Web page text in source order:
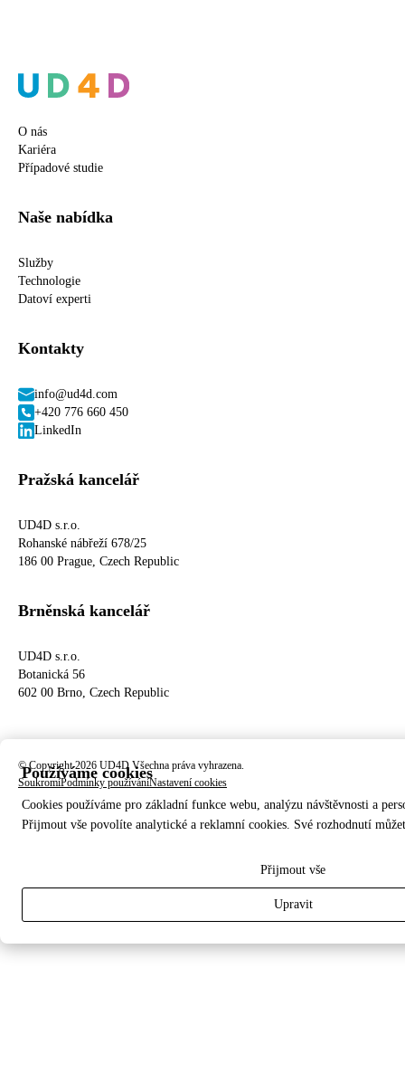
O nás
Kariéra
Případové studie
Naše nabídka
Služby
Technologie
Datoví experti
Kontakty
info@ud4d.com
+420 776 660 450
LinkedIn
Pražská kancelář
UD4D s.r.o.
Rohanské nábřeží 678/25
186 00 Prague, Czech Republic
Brněnská kancelář
UD4D s.r.o.
Botanická 56
602 00 Brno, Czech Republic
© Copyright 2026 UD4D Všechna práva vyhrazena.
SoukromíPodmínky používáníNastavení cookies
Používáme cookies
Cookies používáme pro základní funkce webu, analýzu návštěvnosti a
Přijmout vše povolíte analytické a reklamní cookies. Své rozhodnutí
Upravit
Přijmout vše